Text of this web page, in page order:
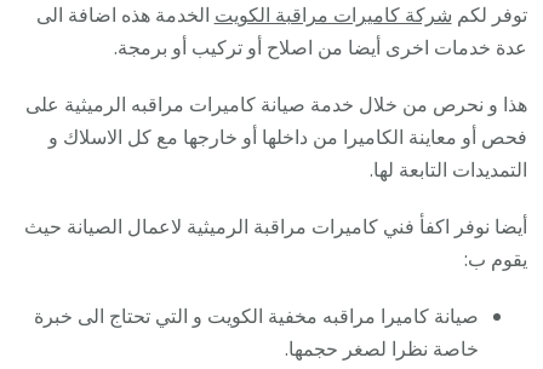
توفر لكم شركة كاميرات مراقبة الكويت الخدمة هذه اضافة الى
عدة خدمات اخرى أيضا من اصلاح أو تركيب أو برمجة.
هذا و نحرص من خلال خدمة صيانة كاميرات مراقبه الرميثية على
فحص أو معاينة الكاميرا من داخلها أو خارجها مع كل الاسلاك و
التمديدات التابعة لها.
أيضا نوفر اكفأ فني كاميرات مراقبة الرميثية لاعمال الصيانة حيث
يقوم ب:
صيانة كاميرا مراقبه مخفية الكويت و التي تحتاج الى خبرة
خاصة نظرا لصغر حجمها.